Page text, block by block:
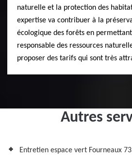
naturelle et la protection des
expertise va contribuer à la
écologique des forêts en
responsable des ressources
proposer des tarifs qui sont très
Autres
Entretien espace vert Fourneaux